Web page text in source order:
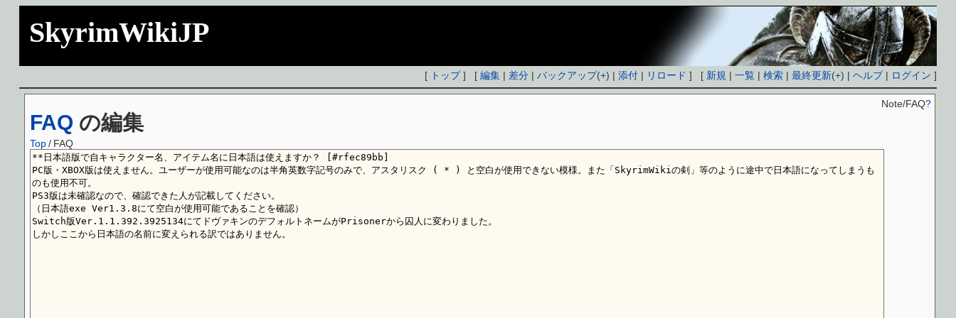
SkyrimWikiJP
[ トップ] [編集 | 差分 |バックアップ(+) |添付 | リロード ] [ 新規 |一覧 |検索 |最終更新(+) |ヘルプ| ログイン ]
FAQ の編集
Note/FAQ?
Top/ FAQ